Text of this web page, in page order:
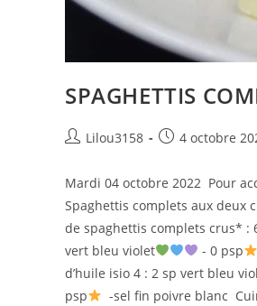
SPAGHETTIS
Auteur/autrice
publication :
Lilou3158
Publication
4 octobre
Mardi 04 octobre 2022 Pour
Spaghettis complets aux deux
de spaghettis complets crus* :
vert bleu violet
- 0 psp
d’huile isio 4 : 2 sp vert bleu
psp
-sel fin poivre blanc